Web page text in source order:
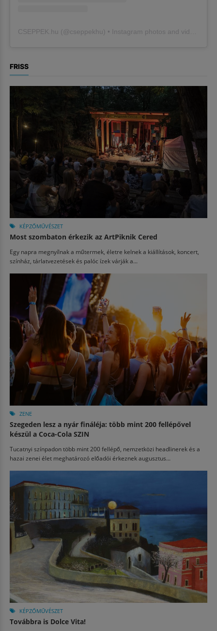
CSEPPEK.hu (@cseppekhu ) • Instagram photos and videos
FRISS
KÉPZŐMŰVÉSZET
Most szombaton érkezik az ArtPiknik Cered
Egy napra megnyílnak a műtermek, életre kelnek a kiállítások, koncert,
színház, tárlatvezetések és palóc ízek várják a...
ZENE
Szegeden lesz a nyár fináléja: több mint 200 fellépővel
készül a Coca-Cola SZIN
Tucatnyi színpadon több mint 200 fellépő, nemzetközi headlinerek és a
hazai zenei élet meghatározó előadói érkeznek augusztus...
KÉPZŐMŰVÉSZET
Továbbra is Dolce Vita!